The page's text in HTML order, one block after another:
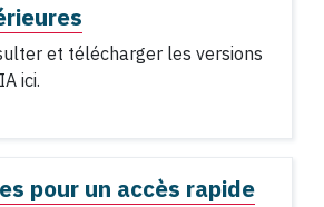
et télécharger les versions
ici.
pour un accès rapide